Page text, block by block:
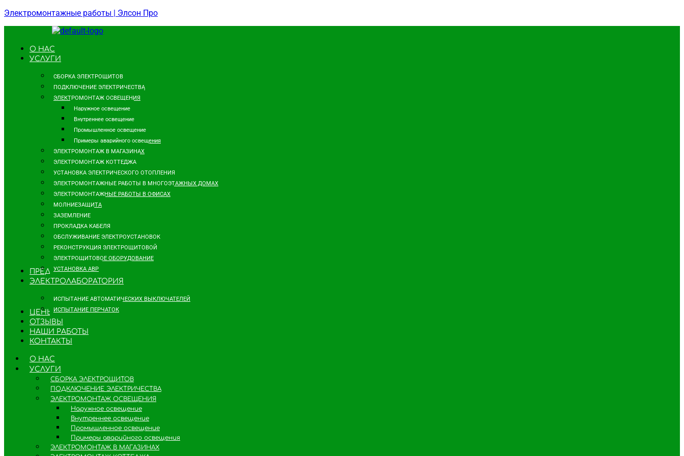
Электромонтажные работы | Элсон Про
О НАС
УСЛУГИ
СБОРКА ЭЛЕКТРОЩИТОВ
ПОДКЛЮЧЕНИЕ ЭЛЕКТРИЧЕСТВА
ЭЛЕКТРОМОНТАЖ ОСВЕЩЕНИЯ
Наружное освещение
Внутреннее освещение
Промышленное освещение
Примеры аварийного освещения
ЭЛЕКТРОМОНТАЖ В МАГАЗИНАХ
ЭЛЕКТРОМОНТАЖ КОТТЕДЖА
УСТАНОВКА ЭЛЕКТРИЧЕСКОГО ОТОПЛЕНИЯ
ЭЛЕКТРОМОНТАЖНЫЕ РАБОТЫ В МНОГОЭТАЖНЫХ ДОМАХ
ЭЛЕКТРОМОНТАЖНЫЕ РАБОТЫ В ОФИСАХ
МОЛНИЕЗАЩИТА
ЗАЗЕМЛЕНИЕ
ПРОКЛАДКА КАБЕЛЯ
ОБСЛУЖИВАНИЕ ЭЛЕКТРОУСТАНОВОК
РЕКОНСТРУКЦИЯ ЭЛЕКТРОЩИТОВОЙ
ЭЛЕКТРОЩИТОВОЕ ОБОРУДОВАНИЕ
УСТАНОВКА АВР
ПРЕДПРИЯТИЯМ
ЭЛЕКТРОЛАБОРАТОРИЯ
ИСПЫТАНИЕ АВТОМАТИЧЕСКИХ ВЫКЛЮЧАТЕЛЕЙ
ИСПЫТАНИЕ ПЕРЧАТОК
ЦЕНЫ
ОТЗЫВЫ
НАШИ РАБОТЫ
КОНТАКТЫ
О НАС
УСЛУГИ
СБОРКА ЭЛЕКТРОЩИТОВ
ПОДКЛЮЧЕНИЕ ЭЛЕКТРИЧЕСТВА
ЭЛЕКТРОМОНТАЖ ОСВЕЩЕНИЯ
Наружное освещение
Внутреннее освещение
Промышленное освещение
Примеры аварийного освещения
ЭЛЕКТРОМОНТАЖ В МАГАЗИНАХ